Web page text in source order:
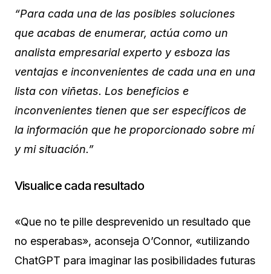
“Para cada una de las posibles soluciones
que acabas de enumerar, actúa como un
analista empresarial experto y esboza las
ventajas e inconvenientes de cada una en una
lista con viñetas. Los beneficios e
inconvenientes tienen que ser específicos de
la información que he proporcionado sobre mí
y mi situación.”
Visualice cada resultado
«Que no te pille desprevenido un resultado que
no esperabas», aconseja O’Connor, «utilizando
ChatGPT para imaginar las posibilidades futuras